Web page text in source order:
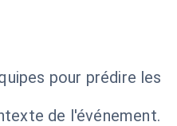
pour prédire les
de l'événement.